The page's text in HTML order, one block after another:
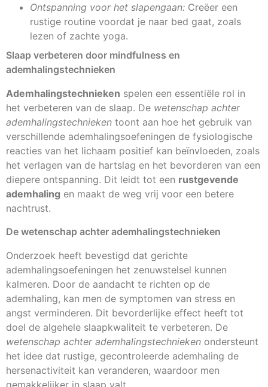
Ontspanning voor het slapengaan: Creëer een
rustige routine voordat je naar bed gaat, zoals
lezen of zachte yoga.
Slaap verbeteren door mindfulness en
ademhalingstechnieken
Ademhalingstechnieken spelen een essentiële rol in
het verbeteren van de slaap. De wetenschap achter
ademhalingstechnieken toont aan hoe het gebruik van
verschillende ademhalingsoefeningen de fysiologische
reacties van het lichaam positief kan beïnvloeden, zoals
het verlagen van de hartslag en het bevorderen van een
diepere ontspanning. Dit leidt tot een rustgevende
ademhaling en maakt de weg vrij voor een betere
nachtrust.
De wetenschap achter ademhalingstechnieken
Onderzoek heeft bevestigd dat gerichte
ademhalingsoefeningen het zenuwstelsel kunnen
kalmeren. Door de aandacht te richten op de
ademhaling, kan men de symptomen van stress en
angst verminderen. Dit bevorderlijke effect heeft tot
doel de algehele slaapkwaliteit te verbeteren. De
wetenschap achter ademhalingstechnieken ondersteunt
het idee dat rustige, gecontroleerde ademhaling de
hersenactiviteit kan veranderen, waardoor men
gemakkelijker in slaap valt.